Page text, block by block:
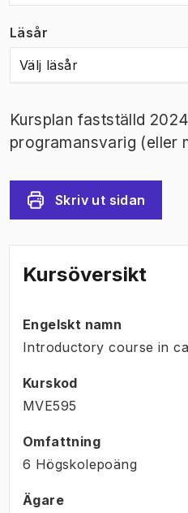
Läsår
Välj läsår
Kursplan fastställd
programansvarig (eller
Skriv ut sidan
Kursöversikt
Engelskt namn
Introductory course in
Kurskod
MVE595
Omfattning
6 Högskolepoäng
Ägare